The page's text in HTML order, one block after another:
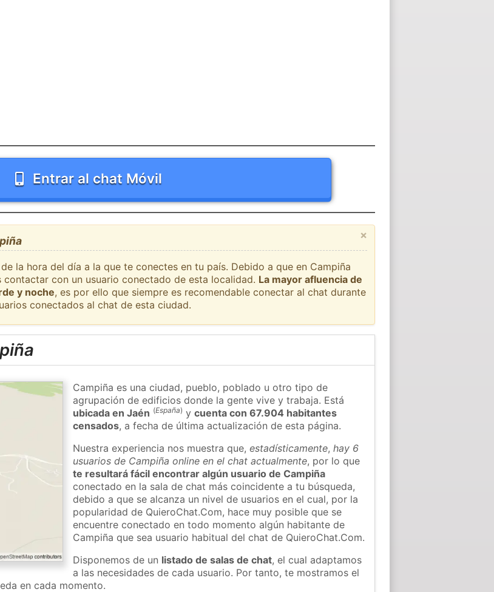
Entrar al chat Móvil
×
la hora del día a la que te conectes en tu país. Debido a que en Campiña
con un usuario conectado de esta localidad. La mayor afluencia de
y noche, es por ello que siempre es recomendable conectar al chat durante
conectados al chat de esta ciudad.
Campiña es una ciudad, pueblo, poblado u otro tipo de
agrupación de edificios donde la gente vive y trabaja. Está
ubicada en Jaén (España) ycuenta con 67.904 habitantes
censados, a fecha de última actualización de esta página.
Nuestra experiencia nos muestra que,estadísticamente,hay 6
usuarios de Campiña online en el chat actualmente, por lo que
te resultará fácil encontrar algún usuario de Campiña
conectado en la sala de chat más coincidente a tu búsqueda,
debido a que se alcanza un nivel de usuarios en el cual, por la
popularidad de QuieroChat.Com, hace muy posible que se
encuentre conectado en todo momento algún habitante de
Campiña que sea usuario habitual del chat de QuieroChat.Com.
Disponemos de un listado de salas de chat, el cual adaptamos
a las necesidades de cada usuario. Por tanto, te mostramos el
en cada momento.